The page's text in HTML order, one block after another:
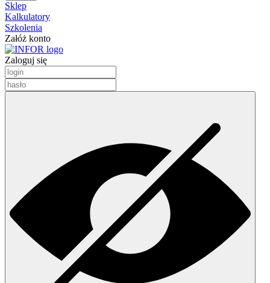
Sklep
Kalkulatory
Szkolenia
Załóż konto
Zaloguj się